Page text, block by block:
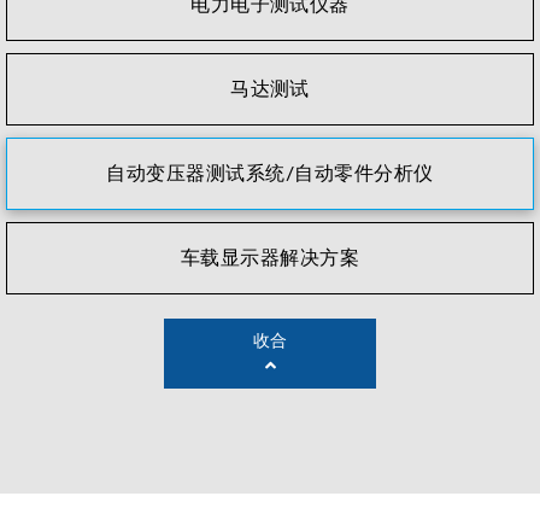
电力电子测试仪器
马达测试
自动变压器测试系统/自动零件分析仪
车载显示器解决方案
收合